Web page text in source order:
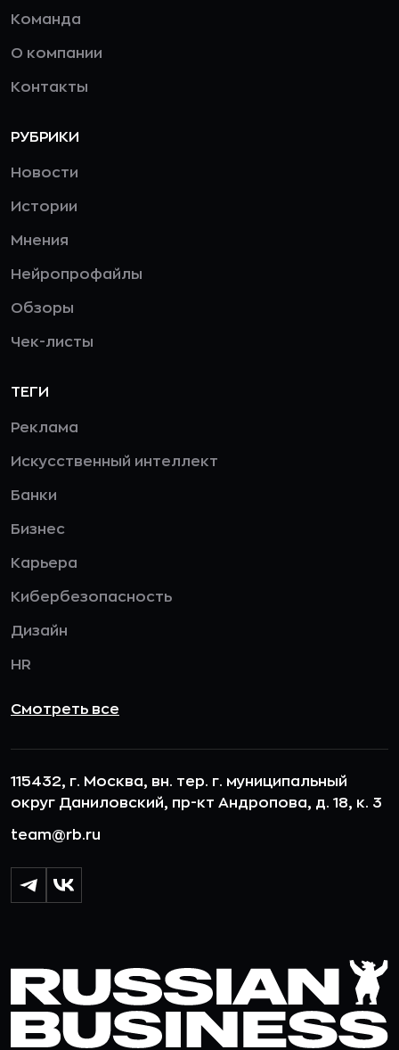
Команда
О компании
Контакты
РУБРИКИ
Новости
Истории
Мнения
Нейропрофайлы
Обзоры
Чек-листы
ТЕГИ
Реклама
Искусственный интеллект
Банки
Бизнес
Карьера
Кибербезопасность
Дизайн
HR
Смотреть все
115432, г. Москва, вн. тер. г. муниципальный
округ Даниловский, пр-кт Андропова, д. 18, к. 3
team@rb.ru